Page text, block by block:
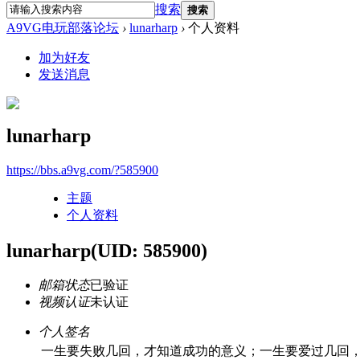
搜索 搜索
A9VG电玩部落论坛 › lunarharp › 个人资料
加为好友
发送消息
lunarharp
https://bbs.a9vg.com/?585900
主题
个人资料
lunarharp(UID: 585900)
邮箱状态已验证
视频认证未认证
个人签名
一生要失败几回，才知道成功的意义；一生要爱过几回